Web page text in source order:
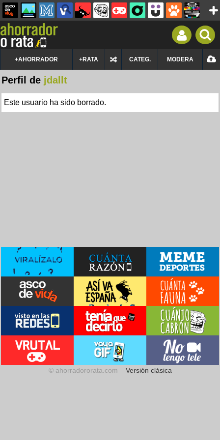
+AHORRADOR +RATA CATEG. MODERA
Perfil de jdallt
Este usuario ha sido borrado.
© ahorradororata.com – Versión clásica